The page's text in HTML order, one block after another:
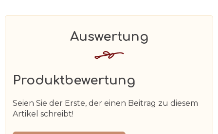
Produktbewertung
Seien Sie der Erste, der einen Beitrag zu diesem
Artikel schreibt!